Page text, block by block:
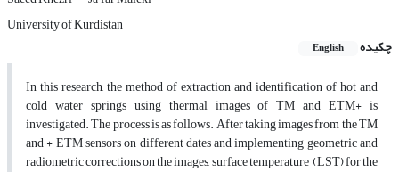
University of Kurdistan
چکیده
English
In this research, the method of extraction and identification of hot and
cold water springs using thermal images of TM and ETM+ is
investigated. The process is as follows. After taking images from the TM
and + ETM sensors on different dates and implementing geometric and
radiometric corrections on the images, surface temperature (LST) for the